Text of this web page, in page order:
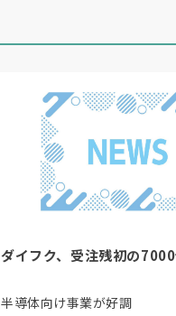
ダイフク、受注残初の
半導体向け事業が好調